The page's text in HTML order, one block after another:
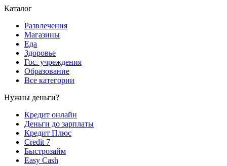
Каталог
Развлечения
Магазины
Еда
Здоровье
Гос. учреждения
Образование
Все категории
Нужны деньги?
Кредит онлайн
Деньги до зарплаты
Кредит Плюс
Credit 7
Быстрозайм
Easy Cash